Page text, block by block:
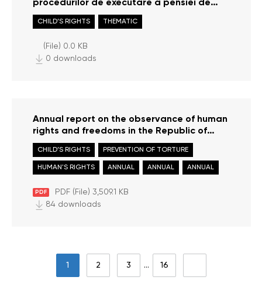
procedurilor de executare a pensiei de
întreținere a copiilor
(File) 0.0 KB
CHILD’S RIGHTS THEMATIC
0 downloads
Annual report on the observance of human
rights and freedoms in the Republic of
Moldova in 2023
PDF PDF (File) 3,509.1 KB
CHILD’S RIGHTS PREVENTION OF TORTURE
HUMAN'S RIGHTS ANNUAL ANNUAL ANNUAL
84 downloads
1 2 3 … 16